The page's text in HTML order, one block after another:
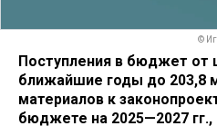
©
Поступления в бюджет от
ближайшие годы до 203,8
материалов к
бюджете на 2025—2027